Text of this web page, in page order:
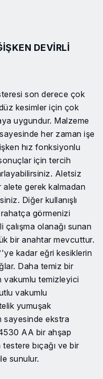
DEVIRLI
son derece çok
kesimler için çok
uygundur. Malzeme
her zaman işe
hız fonksiyonlu
için tercih
Aletsiz
alete gerek kalmadan
Diğer kullanışlı
rahatça görmenizi
olanağı sunan
bir anahtar mevcuttur.
kadar eğri kesiklerin
Daha temiz bir
vakumlu temizleyici
vakumlu
yumuşak
sayesinde ekstra
AA bir ahşap
bıçağı ve bir
sunulur.